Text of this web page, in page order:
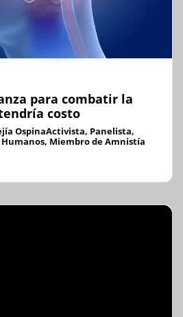
para combatir la
costo
OspinaActivista, Panelista,
Miembro de Amnistía